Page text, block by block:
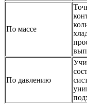
По массе
По давлению